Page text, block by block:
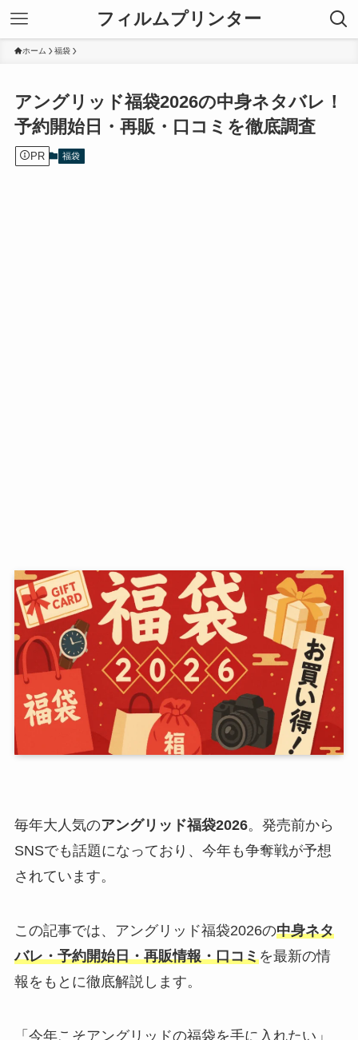
フィルムプリンター
ホーム 福袋
アングリッド福袋2026の中身ネタバレ！
予約開始日・再販・口コミを徹底調査
PR 福袋
毎年大人気のアングリッド福袋2026。発売前から
SNSでも話題になっており、今年も争奪戦が予想
されています。
この記事では、アングリッド福袋2026の中身ネタ
バレ・予約開始日・再販情報・口コミを最新の情
報をもとに徹底解説します。
「今年こそアングリッドの福袋を手に入れたい」